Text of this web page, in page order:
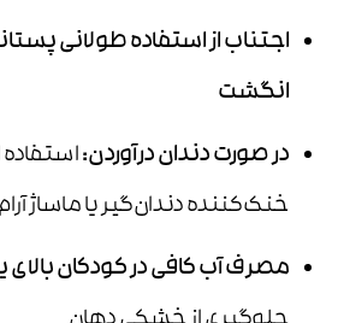
اجتناب از استفاده طولانی
انگشت
در صورت دندان درآوردن:
خنک‌کننده دندان‌گیر یا ماساژ
مصرف آب کافی در کودکان